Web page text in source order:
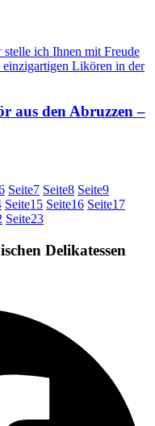
aus den Abruzzen –
Seite7 Seite8 Seite9
Seite15 Seite16 Seite17
Seite23
Delikatessen